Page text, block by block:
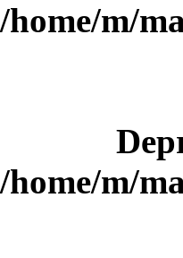
/home/m/
/home/m/